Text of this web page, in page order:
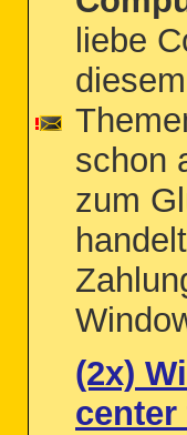
liebe
schon
zum
(2x)